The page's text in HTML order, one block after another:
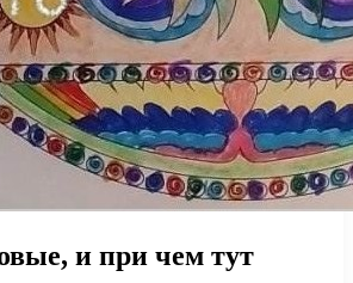
и при чем тут